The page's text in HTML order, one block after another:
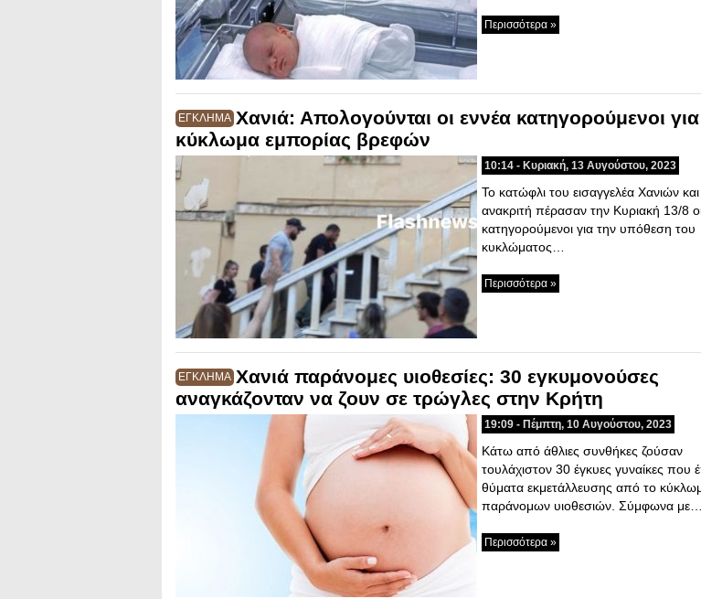
Περισσότερα »
ΕΓΚΛΗΜΑ Χανιά: Απολογούνται οι εννέα κατηγορούμενοι για
κύκλωμα εμπορίας βρεφών
10:14 - Κυριακή, 13 Αυγούστου, 2023
Το κατώφλι του εισαγγελέα Χανιών
ανακριτή πέρασαν την Κυριακή 13/8
κατηγορούμενοι για την υπόθεση του
κυκλώματος…
Περισσότερα »
ΕΓΚΛΗΜΑ Χανιά παράνομες υιοθεσίες: 30 εγκυμονούσες
αναγκάζονταν να ζουν σε τρώγλες στην Κρήτη
19:09 - Πέμπτη, 10 Αυγούστου, 2023
Κάτω από άθλιες συνθήκες ζούσαν
τουλάχιστον 30 έγκυες γυναίκες που
θύματα εκμετάλλευσης από το
παράνομων υιοθεσιών. Σύμφωνα με…
Περισσότερα »